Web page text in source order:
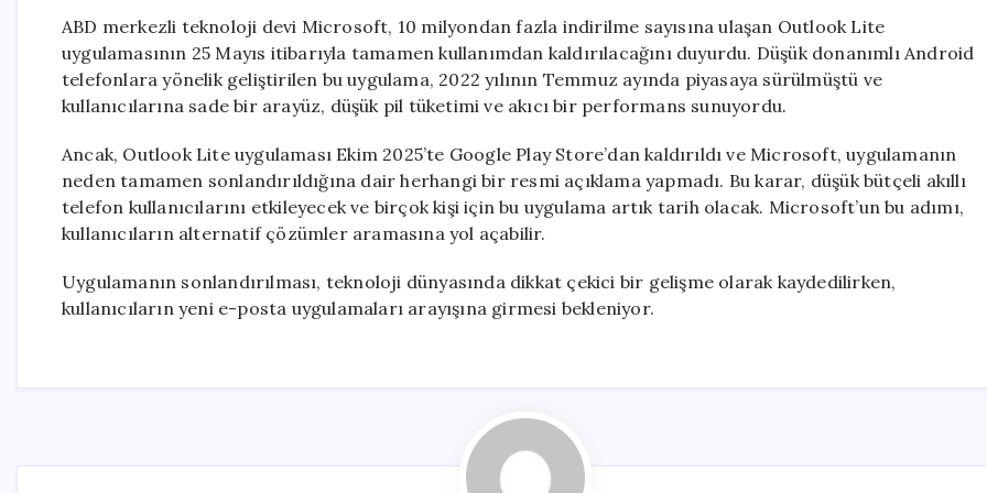
Outlook
Lite
Hizmetten
ABD merkezli teknoloji devi Microsoft, 10 milyondan fazla indirilme sayısına ulaşan Outlook Lite
uygulamasının 25 Mayıs itibarıyla tamamen kullanımdan kaldırılacağını duyurdu. Düşük donanımlı Android
telefonlara yönelik geliştirilen bu uygulama, 2022 yılının Temmuz ayında piyasaya sürülmüştü ve
kullanıcılarına sade bir arayüz, düşük pil tüketimi ve akıcı bir performans sunuyordu.
Ancak, Outlook Lite uygulaması Ekim 2025’te Google Play Store’dan kaldırıldı ve Microsoft, uygulamanın
neden tamamen sonlandırıldığına dair herhangi bir resmi açıklama yapmadı. Bu karar, düşük bütçeli akıllı
telefon kullanıcılarını etkileyecek ve birçok kişi için bu uygulama artık tarih olacak. Microsoft’un bu adımı,
kullanıcıların alternatif çözümler aramasına yol açabilir.
Uygulamanın sonlandırılması, teknoloji dünyasında dikkat çekici bir gelişme olarak kaydedilirken,
kullanıcıların yeni e-posta uygulamaları arayışına girmesi bekleniyor.